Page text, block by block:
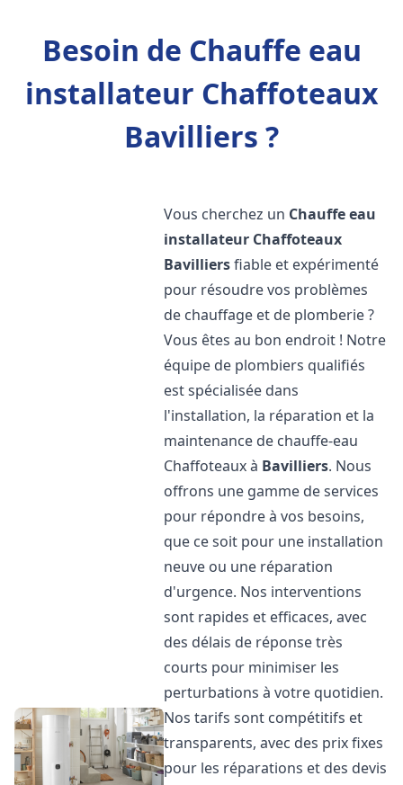
Besoin de Chauffe eau
installateur Chaffoteaux
Bavilliers ?
Vous cherchez un Chauffe eau
installateur Chaffoteaux
Bavilliersfiable et expérimenté
pour résoudre vos problèmes
de chauffage et de plomberie ?
Vous êtes au bon endroit ! Notre
équipe de plombiers qualifiés
est spécialisée dans
l'installation, la réparation et la
maintenance de chauffe-eau
Chaffoteaux à Bavilliers. Nous
offrons une gamme de services
pour répondre à vos besoins,
que ce soit pour une installation
neuve ou une réparation
d'urgence. Nos interventions
sont rapides et efficaces, avec
des délais de réponse très
courts pour minimiser les
perturbations à votre quotidien.
Nos tarifs sont compétitifs et
transparents, avec des prix fixes
pour les réparations et des devis